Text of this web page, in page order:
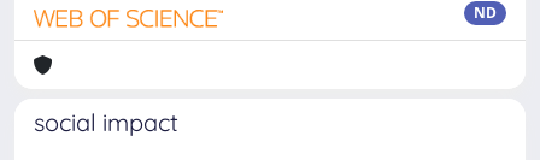
ND
social impact